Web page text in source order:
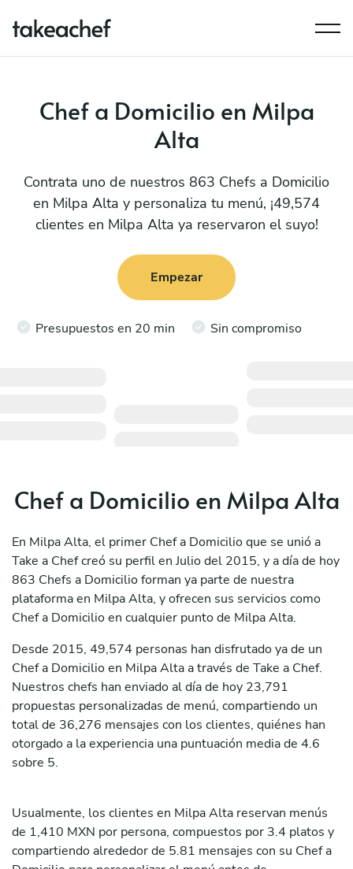
Chef a Domicilio en Milpa
Alta
Contrata uno de nuestros 863 Chefs a Domicilio
en Milpa Alta y personaliza tu menú, ¡49,574
clientes en Milpa Alta ya reservaron el suyo!
Empezar
Presupuestos en 20 min Sin compromiso
Chef a Domicilio en Milpa Alta
En Milpa Alta, el primer Chef a Domicilio que se unió a
Take a Chef creó su perfil en Julio del 2015, y a día de hoy
863 Chefs a Domicilio forman ya parte de nuestra
plataforma en Milpa Alta, y ofrecen sus servicios como
Chef a Domicilio en cualquier punto de Milpa Alta.
Desde 2015, 49,574 personas han disfrutado ya de un
Chef a Domicilio en Milpa Alta a través de Take a Chef.
Nuestros chefs han enviado al día de hoy 23,791
propuestas personalizadas de menú, compartiendo un
total de 36,276 mensajes con los clientes, quiénes han
otorgado a la experiencia una puntuación media de 4.6
sobre 5.
Usualmente, los clientes en Milpa Alta reservan menús
de 1,410 MXN por persona, compuestos por 3.4 platos y
compartiendo alrededor de 5.81 mensajes con su Chef a